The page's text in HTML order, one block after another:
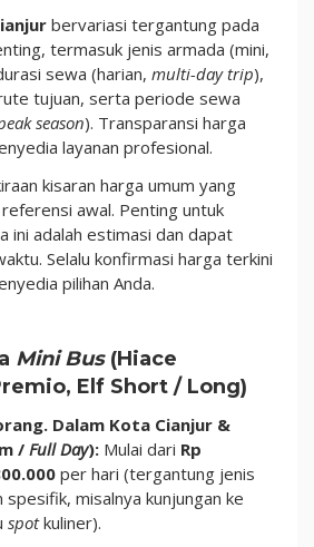
bervariasi tergantung pada
termasuk jenis armada (mini,
sewa (harian, multi-day trip),
tujuan, serta periode sewa
season). Transparansi harga
layanan profesional.
kisaran harga umum yang
awal. Penting untuk
ini adalah estimasi dan dapat
Selalu konfirmasi harga terkini
pilihan Anda.
Mini Bus(Hiace
Elf Short / Long)
Dalam Kota Cianjur &
/ Full Day): Mulai dari Rp
per hari (tergantung jenis
misalnya kunjungan ke
spotkuliner).